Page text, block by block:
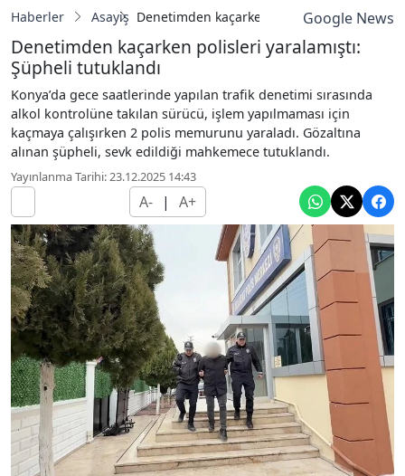
Haberler Asayiş Denetimden kaçarken polisleri yaralamıştı:
Google News
Denetimden kaçarken polisleri yaralamıştı:
Şüpheli tutuklandı
Konya’da gece saatlerinde yapılan trafik denetimi sırasında
alkol kontrolüne takılan sürücü, işlem yapılmaması için
kaçmaya çalışırken 2 polis memurunu yaraladı. Gözaltına
alınan şüpheli, sevk edildiği mahkemece tutuklandı.
Yayınlanma Tarihi: 23.12.2025 14:43
A- | A+